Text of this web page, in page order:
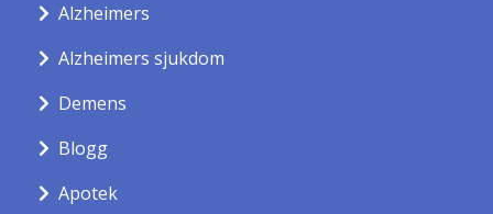
Alzheimers
Alzheimers sjukdom
Demens
Blogg
Apotek